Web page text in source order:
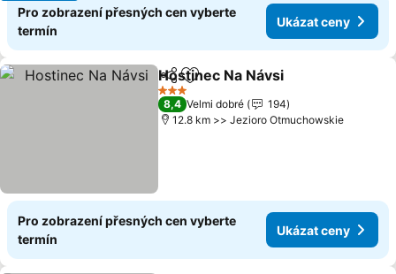
Pro zobrazení přesných cen vyberte
termín
Ukázat ceny
SdíletPřidat na seznam oblíbených
Hostinec Na Návsi
3 Počet hvězdiček
8,4 Velmi dobré
194
12.8 km >> Jezioro Otmuchowskie
Pro zobrazení přesných cen vyberte
termín
Ukázat ceny